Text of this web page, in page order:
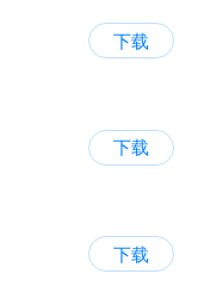
下载
下载
下载